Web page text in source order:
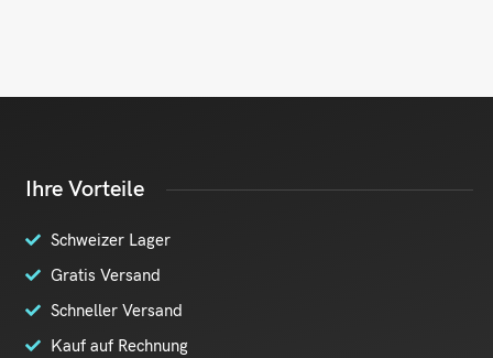
Ihre Vorteile
Schweizer Lager
Gratis Versand
Schneller Versand
Kauf auf Rechnung